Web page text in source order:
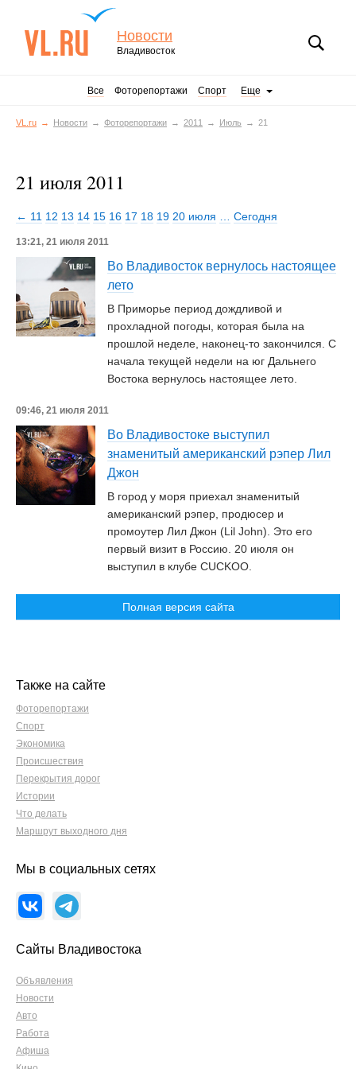
Новости
Владивосток
Все Фоторепортажи Спорт Еще
VL.ru Новости Фоторепортажи 2011 Июль 21
21 июля 2011
← 11 12 13 14 15 16 17 18 19 20 июля Сегодня
13:21, 21 июля 2011
Во Владивосток вернулось настоящее
лето
В Приморье период дождливой и
прохладной погоды, которая была на
прошлой неделе, наконец-то закончился. С
начала текущей недели на юг Дальнего
Востока вернулось настоящее лето.
09:46, 21 июля 2011
Во Владивостоке выступил
знаменитый американский рэпер Лил
Джон
В город у моря приехал знаменитый
американский рэпер, продюсер и
промоутер Лил Джон (Lil John). Это его
первый визит в Россию. 20 июля он
выступил в клубе CUCKOO.
Полная версия сайта
Также на сайте
Фоторепортажи
Спорт
Экономика
Происшествия
Перекрытия дорог
Истории
Что делать
Маршрут выходного дня
Мы в социальных сетях
Сайты Владивостока
Объявления
Новости
Авто
Работа
Афиша